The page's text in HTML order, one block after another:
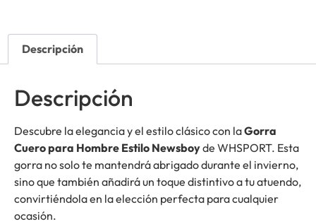
Descripción
Descripción
Descubre la elegancia y el estilo clásico con laGorra
Cuero para Hombre Estilo Newsboyde WHSPORT. Esta
gorra no solo te mantendrá abrigado durante el invierno,
sino que también añadirá un toque distintivo a tu atuendo,
convirtiéndola en la elección perfecta para cualquier
ocasión.